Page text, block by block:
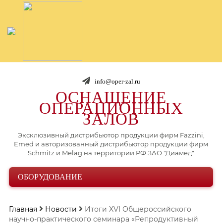
info@oper-zal.ru
ОСНАЩЕНИЕ
ОПЕРАЦИОННЫХ
ЗАЛОВ
Эксклюзивный дистрибьютор продукции фирм Fazzini,
Emed и авторизованный дистрибьютор продукции фирм
Schmitz и Melag на территории РФ ЗАО "Диамед"
ОБОРУДОВАНИЕ
Главная Новости
Итоги XVI Общероссийского
научно-практического семинара «Репродуктивный